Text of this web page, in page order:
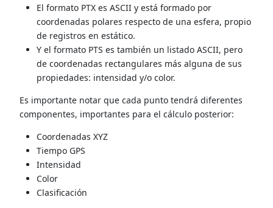
El formato PTX es ASCII y está formado por
coordenadas polares respecto de una esfera, propio
de registros en estático.
Y el formato PTS es también un listado ASCII, pero
de coordenadas rectangulares más alguna de sus
propiedades: intensidad y/o color.
Es importante notar que cada punto tendrá diferentes
componentes, importantes para el cálculo posterior:
Coordenadas XYZ
Tiempo GPS
Intensidad
Color
Clasificación